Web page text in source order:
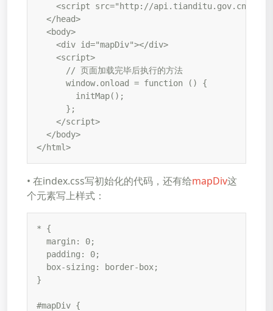
<script src="http://api.tianditu.gov.cn/
  </head>
  <body>
    <div id="mapDiv"></div>
    <script>
      // 页面加载完毕后执行的方法
      window.onload = function () {
        initMap();
      };
    </script>
  </body>
</html>
• 在index.css写初始化的代码，还有给mapDiv这
个元素写上样式：
* {
  margin: 0;
  padding: 0;
  box-sizing: border-box;
}
#mapDiv {